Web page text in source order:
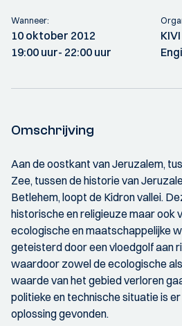
Wanneer:
10 oktober 2012
19:00 uur- 22:00 uur
Omschrijving
Aan de oostkant van Jeruzalem,
Zee, tussen de historie van
Betlehem, loopt de Kidron vallei.
historische en religieuze maar ook
ecologische en maatschappelijke
geteisterd door een vloedgolf aan
waardoor zowel de ecologische
waarde van het gebied verloren
politieke en technische situatie is
oplossing gevonden.